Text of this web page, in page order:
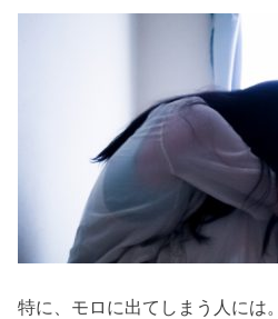
特に、モロに出てしまう人には。